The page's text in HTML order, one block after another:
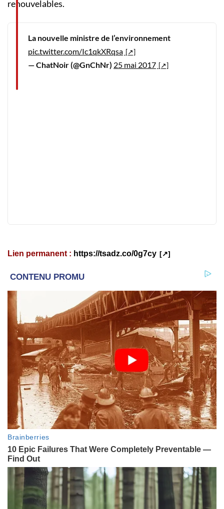
renouvelables.
La nouvelle ministre de l’environnement
pic.twitter.com/Ic1qkXRqsa
— ChatNoir (@GnChNr) 25 mai 2017
Lien permanent : https://tsadz.co/0g7cy